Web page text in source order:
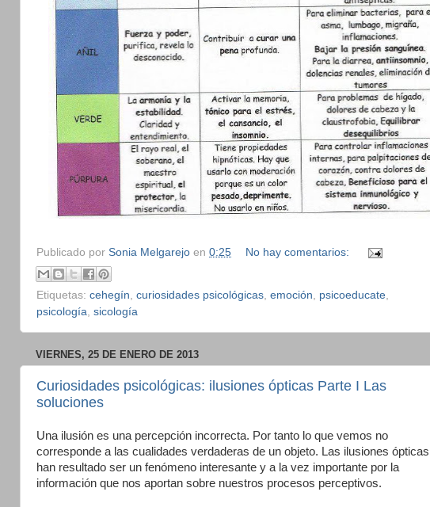
Publicado por Sonia Melgarejo en 0:25 No hay comentarios:
Etiquetas: cehegín curiosidades psicológicas emoción psicoeducate
psicología sicología
VIERNES, 25 DE ENERO DE 2013
Curiosidades psicológicas: ilusiones ópticas Parte I Las
soluciones
Una ilusión es una percepción incorrecta. Por tanto lo que vemos no
corresponde a las cualidades verdaderas de un objeto. Las ilusiones ópticas
han resultado ser un fenómeno interesante y a la vez importante por la
información que nos aportan sobre nuestros procesos perceptivos.